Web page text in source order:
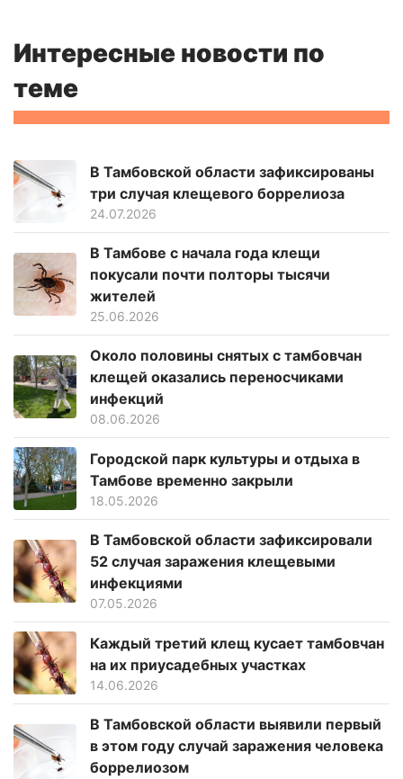
Интересные новости по
теме
В Тамбовской области зафиксированы
три случая клещевого боррелиоза
24.07.2026
В Тамбове с начала года клещи
покусали почти полторы тысячи
жителей
25.06.2026
Около половины снятых с тамбовчан
клещей оказались переносчиками
инфекций
08.06.2026
Городской парк культуры и отдыха в
Тамбове временно закрыли
18.05.2026
В Тамбовской области зафиксировали
52 случая заражения клещевыми
инфекциями
07.05.2026
Каждый третий клещ кусает тамбовчан
на их приусадебных участках
14.06.2026
В Тамбовской области выявили первый
в этом году случай заражения человека
боррелиозом